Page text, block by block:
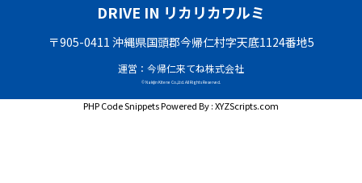
DRIVE IN リカリカワルミ
〒905-0411 沖縄県国頭郡今帰仁村字天底1124番地5
運営：今帰仁来てね株式会社
© Nakijin Kitene Co.,Ltd. All Rights Reserved.
PHP Code SnippetsPowered By :XYZScripts.com